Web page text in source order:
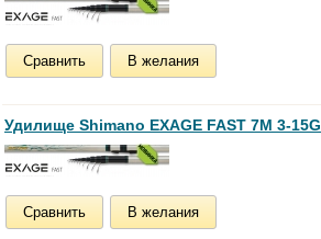
Сравнить В желания
Удилище Shimano EXAGE FAST 7M 3-15G
Сравнить В желания